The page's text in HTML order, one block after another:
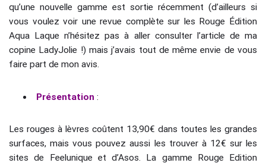
qu’une nouvelle gamme est sortie récemment (d’ailleurs si
vous voulez voir une revue complète sur les Rouge Édition
Aqua Laque n’hésitez pas à aller consulter l’article de ma
copine LadyJolie !) mais j’avais tout de même envie de vous
faire part de mon avis.
Présentation :
Les rouges à lèvres coûtent 13,90€ dans toutes les grandes
surfaces, mais vous pouvez aussi les trouver à 12€ sur les
sites de Feelunique et d’Asos. La gamme Rouge Edition